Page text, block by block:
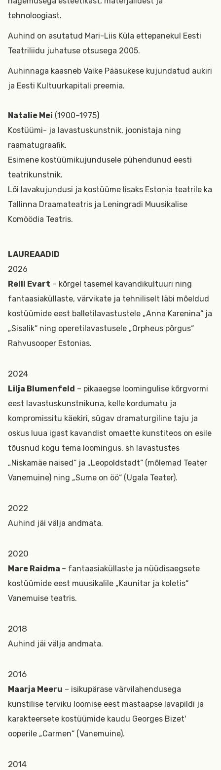
tehnoloogiast.
Auhind on asutatud Mari-Liis Küla ettepanekul Eesti
Teatriliidu juhatuse otsusega 2005.
Auhinnaga kaasneb Vaike Pääsukese kujundatud aukiri
ja Eesti Kultuurkapitali preemia.
Natalie Mei (1900–1975)
Kostüümi- ja lavastuskunstnik, joonistaja ning
raamatugraafik.
Esimene kostüümikujundusele pühendunud eesti
teatrikunstnik.
Lõi lavakujundusi ja kostüüme lisaks Estonia teatrile ka
Tallinna Draamateatris ja Leningradi Muusikalise
Komöödia Teatris.
LAUREAADID
2026
Reili Evart – kõrgel tasemel kavandikultuuri ning
fantaasiaküllaste, värvikate ja tehniliselt läbi mõeldud
kostüümide eest balletilavastustele „Anna Karenina“ ja
„Sisalik“ ning operetilavastusele „Orpheus põrgus“
Rahvusooper Estonias.
2024
Lilja Blumenfeld – pikaaegse loomingulise kõrgvormi
eest lavastuskunstnikuna, kelle kordumatu ja
kompromissitu käekiri, sügav dramaturgiline taju ja
oskus luua igast kavandist omaette kunstiteos on esile
tõusnud kogu tema loomingus, sh lavastustes
„Niskamäe naised“ ja „Leopoldstadt“ (mõlemad Teater
Vanemuine) ning „Sume on öö“ (Ugala Teater).
2022
Auhind jäi välja andmata.
2020
Mare Raidma – fantaasiaküllaste ja nüüdisaegsete
kostüümide eest muusikalile „Kaunitar ja koletis“
Vanemuise teatris.
2018
Auhind jäi välja andmata.
2016
Maarja Meeru – isikupärase värvilahendusega
kunstilise terviku loomise eest mastaapse lavapildi ja
karakteersete kostüümide kaudu Georges Bizet'
ooperile „Carmen“ (Vanemuine).
2014